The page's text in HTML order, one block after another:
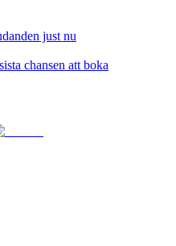
just nu
chansen att boka